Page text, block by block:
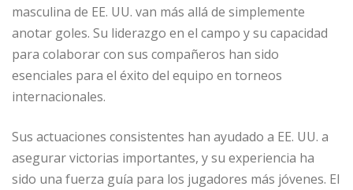
masculina de EE. UU. van más allá de simplemente
anotar goles. Su liderazgo en el campo y su capacidad
para colaborar con sus compañeros han sido
esenciales para el éxito del equipo en torneos
internacionales.
Sus actuaciones consistentes han ayudado a EE. UU. a
asegurar victorias importantes, y su experiencia ha
sido una fuerza guía para los jugadores más jóvenes. El